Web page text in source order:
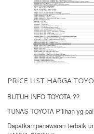
PRICE LIST HARGA
BUTUH INFO TOYOTA ??
TUNAS TOYOTA Pilihan yg
Dapatkan penawaran terbaik